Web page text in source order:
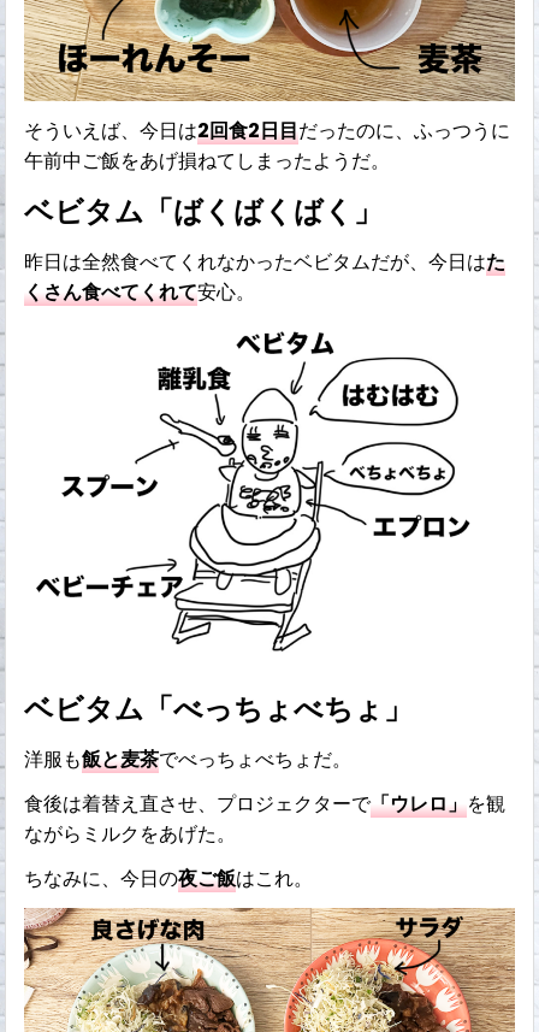
そういえば、今日は2回食2日目だったのに、ふっつうに
午前中ご飯をあげ損ねてしまったようだ。
ベビタム「ばくばくばく」
昨日は全然食べてくれなかったベビタムだが、今日はた
くさん食べてくれて安心。
ベビタム「べっちょべちょ」
洋服も飯と麦茶でべっちょべちょだ。
食後は着替え直させ、プロジェクターで「ウレロ」を観
ながらミルクをあげた。
ちなみに、今日の夜ご飯はこれ。